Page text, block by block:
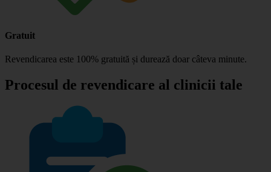
Gratuit
Revendicarea este 100% gratuită și durează doar câteva minute.
Procesul de revendicare al clinicii tale